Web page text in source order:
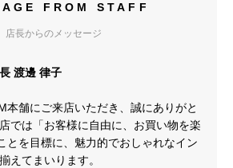
FROM STAFF
店長からのメッセージ
渡邊 律子
本舗にご来店いただき、誠にありがと
では「お客様に自由に、お買い物を楽
とを目標に、魅力的でおしゃれなイン
えてまいります。